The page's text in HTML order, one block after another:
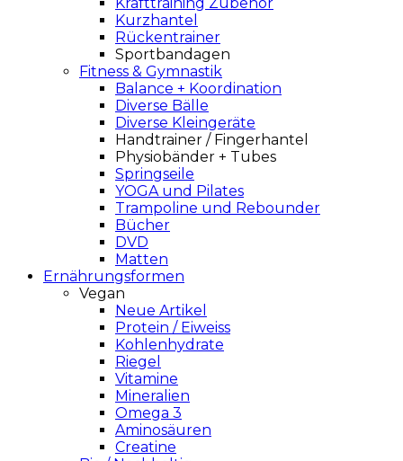
Kurzhantel
Rückentrainer
Sportbandagen
Fitness & Gymnastik
Balance + Koordination
Diverse Bälle
Diverse Kleingeräte
Handtrainer / Fingerhantel
Physiobänder + Tubes
Springseile
YOGA und Pilates
Trampoline und Rebounder
Bücher
DVD
Matten
Ernährungsformen
Vegan
Neue Artikel
Protein / Eiweiss
Kohlenhydrate
Riegel
Vitamine
Mineralien
Omega 3
Aminosäuren
Creatine